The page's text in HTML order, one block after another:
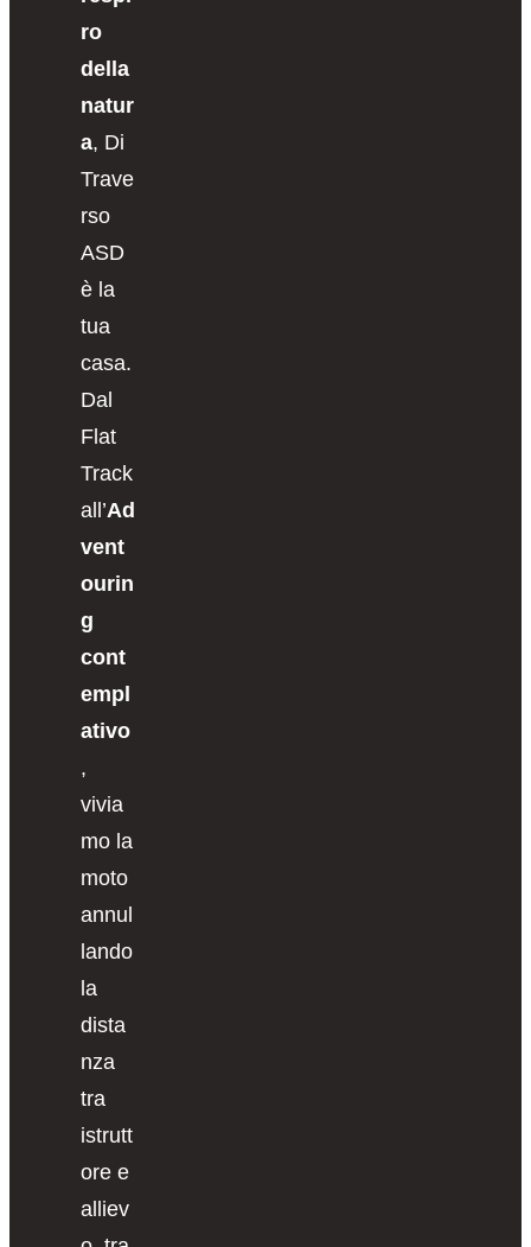
ro
della
natur
a, Di
Trave
rso
ASD
è la
tua
casa.
Dal
Flat
Track
all’Ad
vent
ourin
g
cont
empl
ativo
,
vivia
mo la
moto
annul
lando
la
dista
nza
tra
istrutt
ore e
alliev